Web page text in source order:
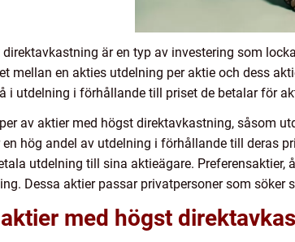
är en typ av investering som
mellan en akties utdelning per aktie och dess
i utdelning i förhållande till priset de betalar för
av aktier med högst direktavkastning, såsom
hög andel av utdelning i förhållande till deras
utdelning till sina aktieägare.
Dessa aktier passar privatpersoner som
med högst